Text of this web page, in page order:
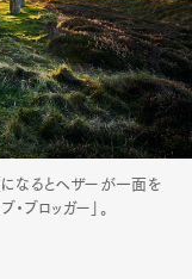
なるとヘザーが一面を
ブロッガー」。